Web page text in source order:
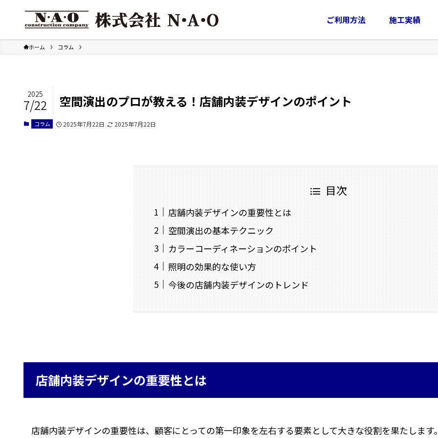
ご利用方法 施工実績
ホーム コラム
空間演出のプロが教える！店舗内装デザインのポイント
2025
7/22
コラム 2025年7月22日 2025年7月22日
目次
店舗内装デザインの重要性とは
空間演出の基本テクニック
カラーコーディネーションのポイント
照明の効果的な使い方
今後の店舗内装デザインのトレンド
店舗内装デザインの重要性とは
店舗内装デザインの重要性は、顧客にとっての第一印象を左右する要素として大きな役割を果たします